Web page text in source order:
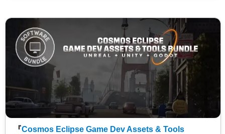
『Cosmos Eclipse Game Dev Assets & Tools